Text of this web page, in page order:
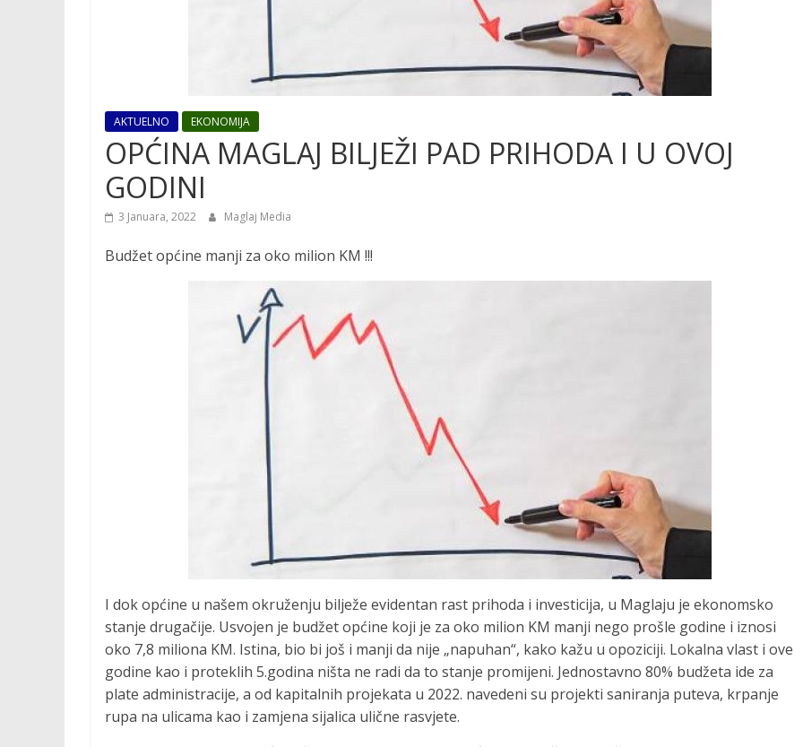
AKTUELNO EKONOMIJA
OPĆINA MAGLAJ BILJEŽI PAD PRIHODA I U OVOJ
GODINI
3 Januara, 2022 Maglaj Media
Budžet općine manji za oko milion KM !!!
I dok općine u našem okruženju bilježe evidentan rast prihoda i investicija, u Maglaju je ekonomsko
stanje drugačije. Usvojen je budžet općine koji je za oko milion KM manji nego prošle godine i iznosi
oko 7,8 miliona KM. Istina, bio bi još i manji da nije „napuhan“, kako kažu u opoziciji. Lokalna vlast i ove
godine kao i proteklih 5.godina ništa ne radi da to stanje promijeni. Jednostavno 80% budžeta ide za
plate administracije, a od kapitalnih projekata u 2022. navedeni su projekti saniranja puteva, krpanje
rupa na ulicama kao i zamjena sijalica ulične rasvjete.